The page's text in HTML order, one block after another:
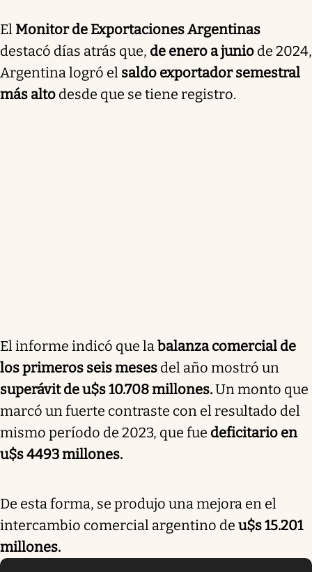
El Monitor de Exportaciones Argentinas
destacó días atrás que, de enero a junio de 2024,
Argentina logró el saldo exportador semestral
más alto desde que se tiene registro.
El informe indicó que la balanza comercial de
los primeros seis meses del año mostró un
superávit de u$s 10.708 millones.Un monto que
marcó un fuerte contraste con el resultado del
mismo período de 2023, que fue deficitario en
u$s 4493 millones.
De esta forma, se produjo una mejora en el
intercambio comercial argentino de u$s 15.201
millones.